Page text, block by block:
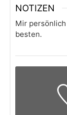
NOTIZEN
Mir
besten.